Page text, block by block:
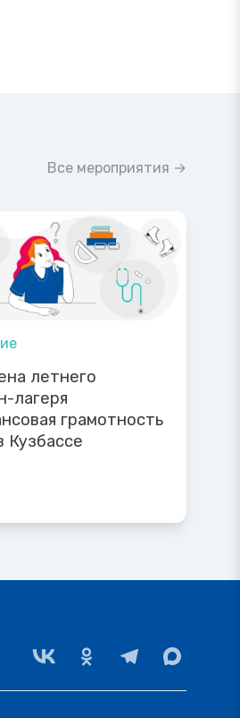
Все мероприятия →
летнего
лагеря
грамотность
Кузбассе